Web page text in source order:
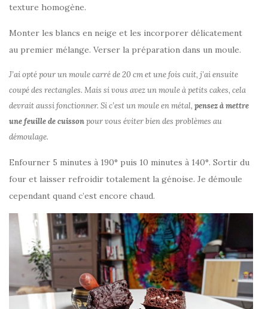
texture homogène.
Monter les blancs en neige et les incorporer délicatement
au premier mélange. Verser la préparation dans un moule.
J’ai opté pour un moule carré de 20 cm et une fois cuit, j’ai ensuite
coupé des rectangles. Mais si vous avez un moule à petits cakes, cela
devrait aussi fonctionner. Si c’est un moule en métal, pensez à mettre
une feuille de cuissonpour vous éviter bien des problèmes au
démoulage.
Enfourner 5 minutes à 190° puis 10 minutes à 140°. Sortir du
four et laisser refroidir totalement la génoise. Je démoule
cependant quand c’est encore chaud.